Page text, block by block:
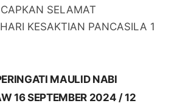
SELAMAT
KESAKTIAN PANCASILA 1
MAULID NABI
16 SEPTEMBER 2024 / 12